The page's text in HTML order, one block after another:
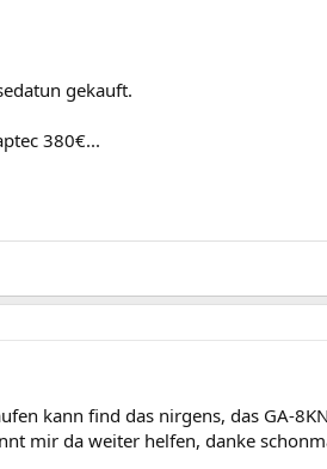
gekauft.
380€...
kann find das nirgens, das GA-
mir da weiter helfen, danke